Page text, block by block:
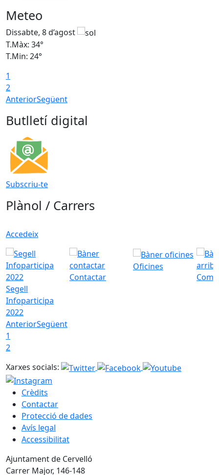
Meteo
Dissabte, 8 d’agost
T.Màx: 34°
T.Min: 24°
1
2
AnteriorSegüent
Butlletí digital
Subscriu-te
Plànol / Carrers
Accedeix
Segell
Infoparticipa
2022
Contactar
Oficines
Com
AnteriorSegüent
1
2
Xarxes socials:
Crèdits
Contactar
Protecció de dades
Avís legal
Accessibilitat
Ajuntament de Cervelló
Carrer Major, 146-148